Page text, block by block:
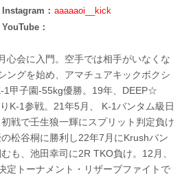
Instagram： aaaaaoi__kick
YouTube：
心会に入門。空手では相手がいなくな
ングを始め、アマチュアキックボクシ
1甲子園-55kg優勝。19年、DEEP☆
K-1参戦。21年5月、 K-1バンタム級日
戦で壬生狼一輝にスプリット判定負け
松谷桐に勝利し22年7月にKrushバン
も、池田幸司に2R TKO負け。12月、
定トーナメント・リザーブファイトで